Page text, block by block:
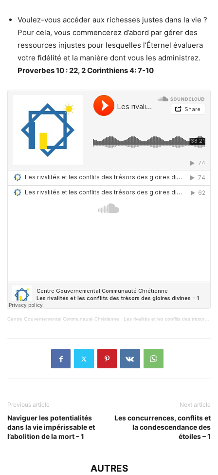
Voulez-vous accéder aux richesses justes dans la vie ?
Pour cela, vous commencerez d’abord par gérer des
ressources injustes pour lesquelles l’Éternel évaluera
votre fidélité et la manière dont vous les administrez.
Proverbes 10 : 22, 2 Corinthiens 4: 7-10
Centre Gouvernemental Communauté Chrétienne · Les rivalités et les conflits des trésors des gloires divines – 1
Previous article
Naviguer les potentialités
dans la vie impérissable et
l’abolition de la mort – 1
Next article
Les concurrences, conflits et
la condescendance des
étoiles – 1
AUTRES